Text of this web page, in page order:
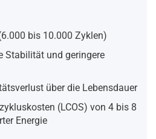
bis 10.000 Zyklen)
Stabilität und geringere
über die Lebensdauer
(LCOS) von 4 bis 8
Energie